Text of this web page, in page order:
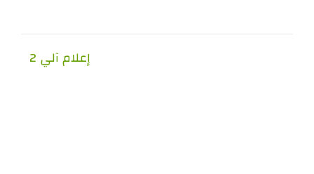
إعلام آلي 2